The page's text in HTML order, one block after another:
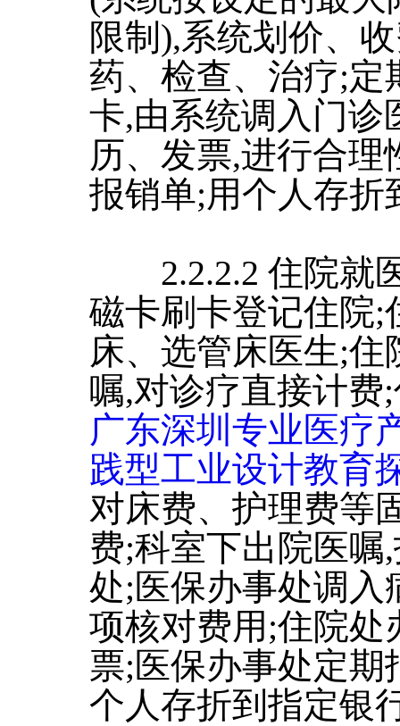
限制),系统划价、
药、检查、治疗;定
卡,由系统调入门诊
历、发票,进行合
报销单;用个人存折
2.2.2.2 住院就
磁卡刷卡登记住院;
床、选管床医生;
嘱,对诊疗直接计费
广东深圳专业医疗
践型工业设计教育
对床费、护理费等
费;科室下出院医嘱
处;医保办事处调入
项核对费用;住院处
票;医保办事处定期
个人存折到指定银